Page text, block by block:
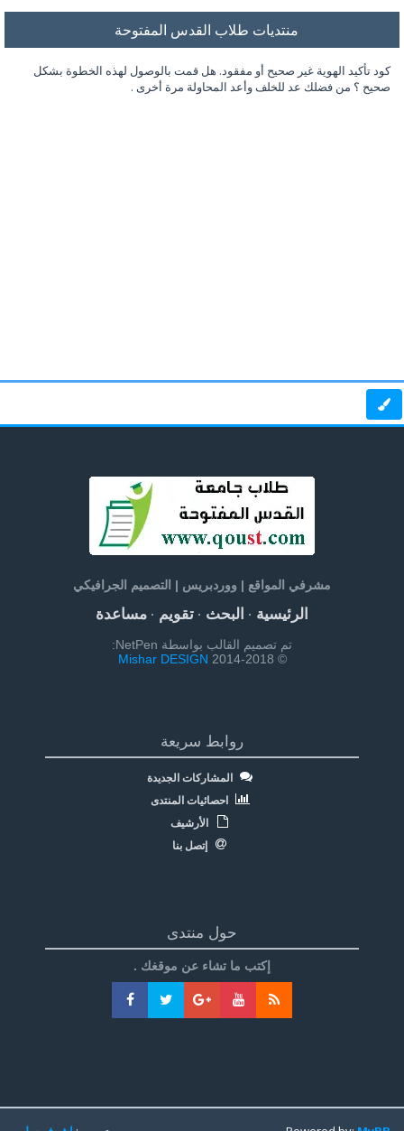
منتديات طلاب القدس المفتوحة
كود تأكيد الهوية غير صحيح أو مفقود. هل قمت بالوصول لهذه الخطوة بشكل
صحيح ؟ من فضلك عد للخلف وأعد المحاولة مرة أخرى .
مشرفي المواقع | ووردبريس | التصميم الجرافيكي
الرئيسية· البحث· تقويم· مساعدة
تم تصميم القالب بواسطة NetPen:
© 2014-2018
Mishar DESIGN
روابط سريعة
المشاركات الجديدة
احصائيات المنتدى
الأرشيف
إتصل بنا
حول منتدى
إكتب ما تشاء عن موقغك .